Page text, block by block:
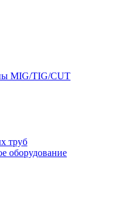
MIG/TIG/CUT
труб
оборудование